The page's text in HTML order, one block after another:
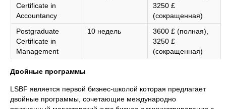
Certificate in
Accountancy
3250 £
(сокращенная)
Postgraduate
Certificate in
Management
10 недель
3600 £ (полная),
3250 £
(сокращенная)
Двойные программы
LSBF является первой бизнес-школой которая предлагает
двойные программы, сочетающие международно